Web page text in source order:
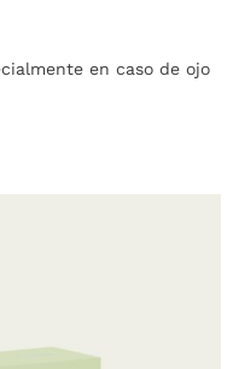
en caso de ojo